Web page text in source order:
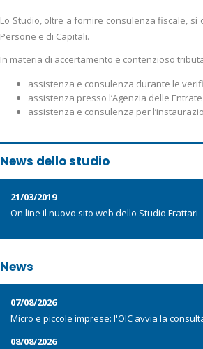
Lo Studio, oltre a fornire consulenza fiscale, si
Persone e di Capitali.
In materia di accertamento e contenzioso
assistenza e consulenza durante le
assistenza presso l’Agenzia delle
assistenza e consulenza per
News dello studio
21/03/2019
On line il nuovo sito web dello Studio Frattari
News
07/08/2026
Micro e piccole imprese: l'OIC avvia la
08/08/2026